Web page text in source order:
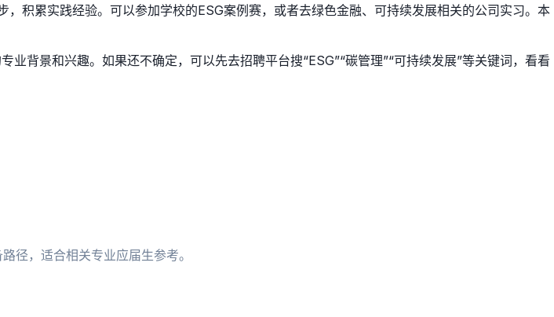
积累实践经验。可以参加学校的ESG案例赛，或者去绿色金融、可持续发展相关的公司实习。本
背景和兴趣。如果还不确定，可以先去招聘平台搜“ESG”“碳管理”“可持续发展”等关键词，看看
径，适合相关专业应届生参考。